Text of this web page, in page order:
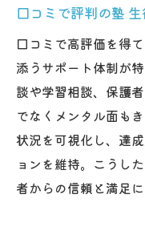
塾を活用した大
塾の大学受
例
天王寺 塾
仕組み
中学生・高
口コミで話
塾 生徒サ
口コミで評判の塾
口コミで高評価を得
添うサポート体制が
談や学習相談、保護
でなくメンタル面も
状況を可視化し、達
ョンを維持。こうし
者からの信頼と満足